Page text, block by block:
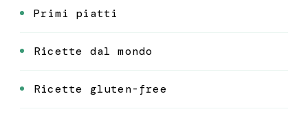
Primi piatti
Ricette dal mondo
Ricette gluten-free